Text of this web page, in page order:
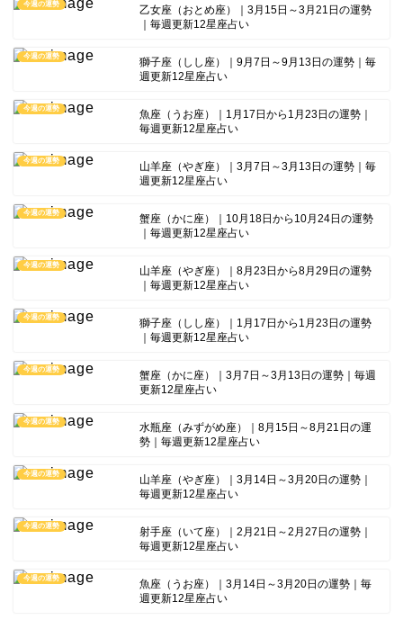
今週の運勢
乙女座（おとめ座）｜3月15日～3月21日の運勢
｜毎週更新12星座占い
今週の運勢
獅子座（しし座）｜9月7日～9月13日の運勢｜毎
週更新12星座占い
今週の運勢
魚座（うお座）｜1月17日から1月23日の運勢｜
毎週更新12星座占い
今週の運勢
山羊座（やぎ座）｜3月7日～3月13日の運勢｜毎
週更新12星座占い
今週の運勢
蟹座（かに座）｜10月18日から10月24日の運勢
｜毎週更新12星座占い
今週の運勢
山羊座（やぎ座）｜8月23日から8月29日の運勢
｜毎週更新12星座占い
今週の運勢
獅子座（しし座）｜1月17日から1月23日の運勢
｜毎週更新12星座占い
今週の運勢
蟹座（かに座）｜3月7日～3月13日の運勢｜毎週
更新12星座占い
今週の運勢
水瓶座（みずがめ座）｜8月15日～8月21日の運
勢｜毎週更新12星座占い
今週の運勢
山羊座（やぎ座）｜3月14日～3月20日の運勢｜
毎週更新12星座占い
今週の運勢
射手座（いて座）｜2月21日～2月27日の運勢｜
毎週更新12星座占い
今週の運勢
魚座（うお座）｜3月14日～3月20日の運勢｜毎
週更新12星座占い